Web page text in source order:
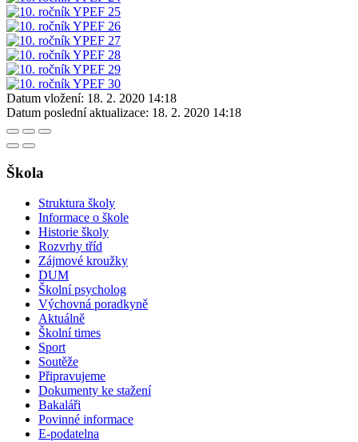
Datum vložení: 18. 2. 2020 14:18
Datum poslední aktualizace: 18. 2. 2020 14:18
Škola
Struktura školy
Informace o škole
Historie školy
Rozvrhy tříd
Zájmové kroužky
DUM
Školní psycholog
Výchovná poradkyně
Aktuálně
Školní times
Sport
Soutěže
Připravujeme
Dokumenty ke stažení
Bakaláři
Povinné informace
E-podatelna